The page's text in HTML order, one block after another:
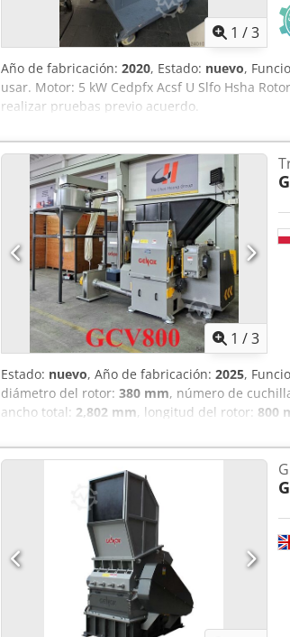
1 /3
Año de fabricación: 2020, Estado: nuevo,
usar. Motor: 5 kW Cedpfx Acsf U Slfo Hsha
realizar pruebas previo acuerdo.
1 /3
Estado: nuevo, Año de fabricación: 2025,
diámetro del rotor: 380 mm, número de
ancho total: 2,802 mm, longitud del rotor: 800
garantía:12 meses, Somos una empresa con
maquinaria para la industria de los plásticos.
almacén y podemos realizar pruebas en ella
moderno que combina las funciones de pre-
pueden procesar diferentes tipos de plásticos
la máquina se encarga de la pre-trituración:
con precisión. Además, se ha incorporado un
interior de la máquina. La parte inferior es la
método de alimentación del material pueden
y el rendimiento y el tamaño final de la